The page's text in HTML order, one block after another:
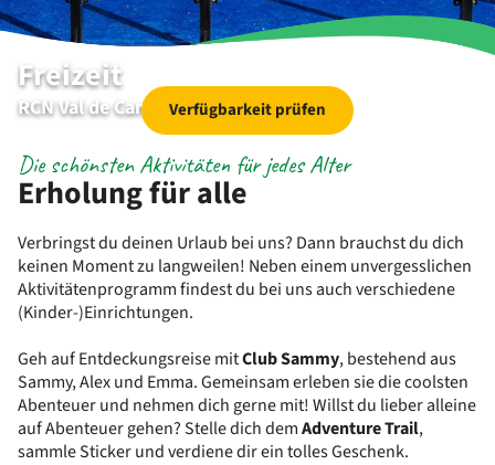
Freizeit
RCN Val de Cantobre | Nant | Aveyron
Verfügbarkeit prüfen
Erholung für alle
Die schönsten Aktivitäten für jedes Alter
Verbringst du deinen Urlaub bei uns? Dann brauchst du dich
keinen Moment zu langweilen! Neben einem unvergesslichen
Aktivitätenprogramm findest du bei uns auch verschiedene
(Kinder-)Einrichtungen.
Geh auf Entdeckungsreise mitClub Sammy, bestehend aus
Sammy, Alex und Emma. Gemeinsam erleben sie die coolsten
Abenteuer und nehmen dich gerne mit! Willst du lieber alleine
auf Abenteuer gehen? Stelle dich demAdventure Trail,
sammle Sticker und verdiene dir ein tolles Geschenk.